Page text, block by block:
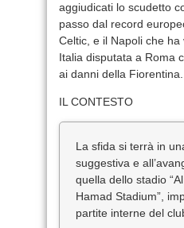
aggiudicati lo scudetto
passo dal record
Celtic, e il Napoli che
Italia disputata a Roma
ai danni della Fiorentina.
IL CONTESTO
La sfida si terrà in
suggestiva e
quella dello stadio
Hamad Stadium”,
partite interne del